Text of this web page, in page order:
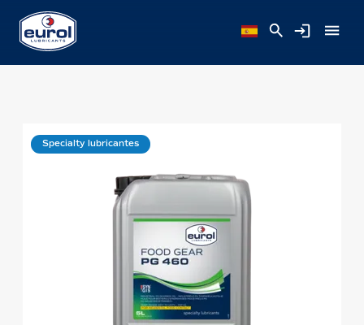
Specialty lubricantes